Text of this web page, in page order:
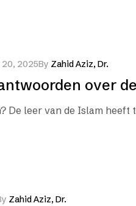
20, 2025By Zahid Aziz, Dr.
over
De leer van de Islam heeft
Zahid Aziz, Dr.